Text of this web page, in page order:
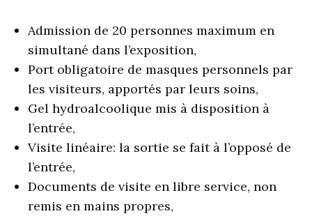
Admission de 20 personnes maximum en
simultané dans l’exposition,
Port obligatoire de masques personnels par
les visiteurs, apportés par leurs soins,
Gel hydroalcoolique mis à disposition à
l’entrée,
Visite linéaire: la sortie se fait à l’opposé de
l’entrée,
Documents de visite en libre service, non
remis en mains propres,